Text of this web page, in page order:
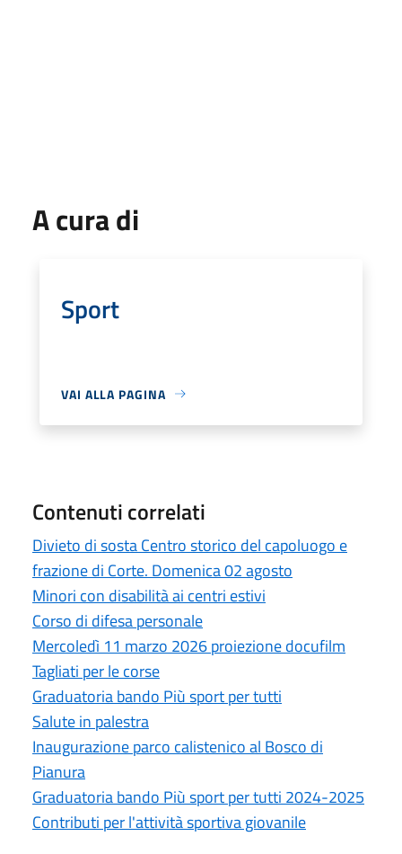
A cura di
Sport
VAI ALLA PAGINA
Contenuti correlati
Divieto di sosta Centro storico del capoluogo e
frazione di Corte. Domenica 02 agosto
Minori con disabilità ai centri estivi
Corso di difesa personale
Mercoledì 11 marzo 2026 proiezione docufilm
Tagliati per le corse
Graduatoria bando Più sport per tutti
Salute in palestra
Inaugurazione parco calistenico al Bosco di
Pianura
Graduatoria bando Più sport per tutti 2024-2025
Contributi per l'attività sportiva giovanile